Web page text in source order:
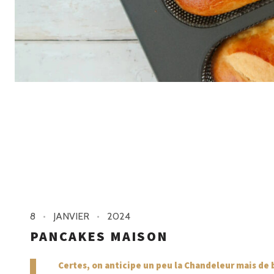
8 JANVIER 2024
PANCAKES MAISON
Certes, on anticipe un peu la Chandeleur mais de